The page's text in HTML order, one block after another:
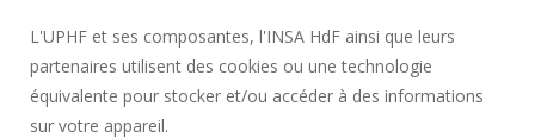
DATOS PERSONALES
CONTRATACIÓN PÚBLICA
INFORMACIÓN LEGAL
L'UPHF et ses composantes, l'INSA HdF ainsi que leurs
partenaires utilisent des cookies ou une technologie
équivalente pour stocker et/ou accéder à des informations
sur votre appareil.